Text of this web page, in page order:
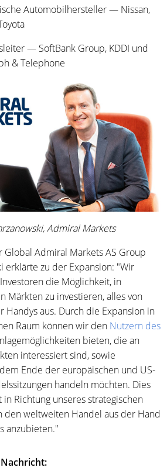
Automobilhersteller — Nissan,
— SoftBank Group, KDDI und
& Telephone
Admiral Markets
Admiral Markets AS Group
erklärte zu der Expansion: "Wir
die Möglichkeit, in
Märkten zu investieren, alles von
aus. Durch die Expansion in
Raum können wir den Nutzern des
bieten, die an
interessiert sind, sowie
Ende der europäischen und US-
handeln möchten. Dies
Richtung unseres strategischen
den weltweiten Handel aus der Hand
anzubieten."